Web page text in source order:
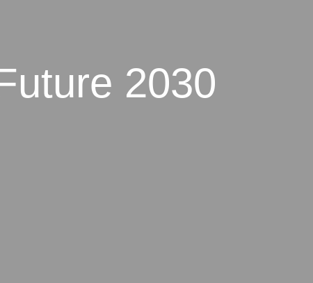
2030